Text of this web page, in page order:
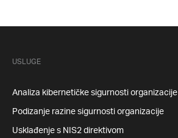
USLUGE
Analiza kibernetičke sigurnosti organizacije
Podizanje razine sigurnosti organizacije
Usklađenje s NIS2 direktivom